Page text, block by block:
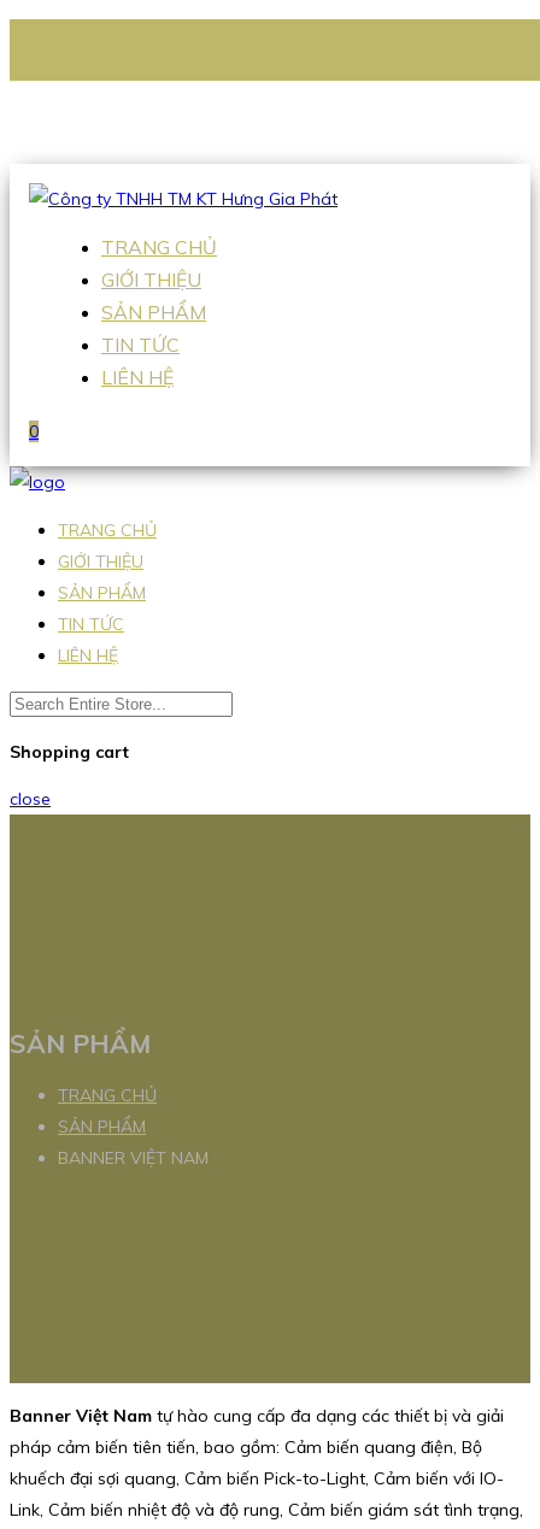
Hotline:0938 336 079
TRANG CHỦ
GIỚI THIỆU
SẢN PHẨM
TIN TỨC
LIÊN HỆ
0
TRANG CHỦ
GIỚI THIỆU
SẢN PHẨM
TIN TỨC
LIÊN HỆ
Shopping cart
close
SẢN PHẨM
TRANG CHỦ
SẢN PHẨM
BANNER VIỆT NAM
Banner Việt Nam tự hào cung cấp đa dạng các thiết bị và giải
pháp cảm biến tiên tiến, bao gồm: Cảm biến quang điện, Bộ
khuếch đại sợi quang, Cảm biến Pick-to-Light, Cảm biến với IO-
Link, Cảm biến nhiệt độ và độ rung, Cảm biến giám sát tình trạng,